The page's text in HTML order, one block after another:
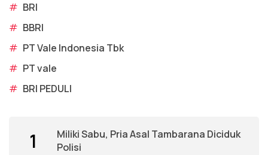
# BRI
# BBRI
# PT Vale Indonesia Tbk
# PT vale
# BRI PEDULI
1
Miliki Sabu, Pria Asal Tambarana Diciduk
Polisi